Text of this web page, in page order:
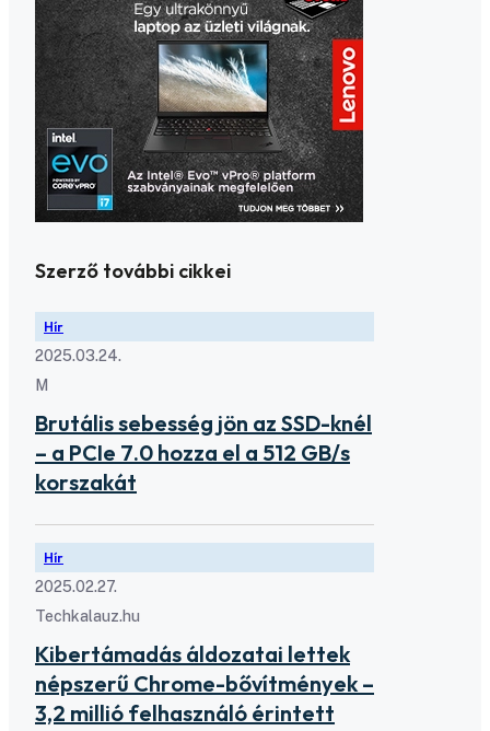
Szerző további cikkei
Hír
2025.03.24.
M
Brutális sebesség jön az SSD-knél
– a PCIe 7.0 hozza el a 512 GB/s
korszakát
Hír
2025.02.27.
Techkalauz.hu
Kibertámadás áldozatai lettek
népszerű Chrome-bővítmények –
3,2 millió felhasználó érintett